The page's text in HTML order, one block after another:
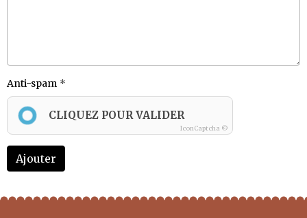
Anti-spam
CLIQUEZ POUR VALIDER
IconCaptcha ©
Ajouter